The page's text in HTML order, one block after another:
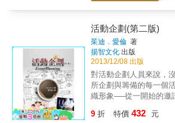
因為你平常沒有提「意見」的
因為你選了一個「太難收尾
些問題，小論文都能幫
在於，面對任何「問題
「解決方案」。而小論文是
文的主張：必定有「正確答案」
文的寫作技術，最重要
的破題能力，以及從有
案」的思考能力。只要
活動企劃(第二版)
茱迪．愛倫 著
揚智文化 出版
2013/12/08 出版
對活動企劃人員來說，沒
所企劃與籌備的每一個
織形象──從一開始的邀
動或募款晚會，切記，
9 折 特價 432 元